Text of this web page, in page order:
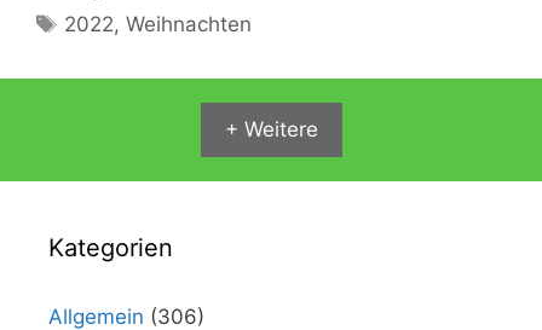
Schlagwörter
2022,Weihnachten
+ Weitere
Kategorien
Allgemein (306)